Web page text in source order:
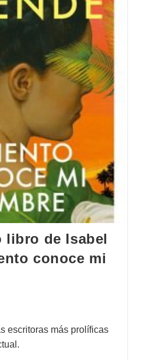
libro de Isabel
conoce mi
escritoras más prolíficas